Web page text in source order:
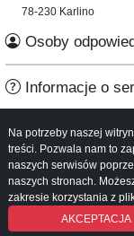
78-230 Karlino
Osoby
Informacje o
Mapa serwisu
Instrukcja obsługi
Na potrzeby naszej
treści. Pozwala nam to
naszych serwisów
naszych stronach.
zakresie korzystania z
AKCEPTACJA